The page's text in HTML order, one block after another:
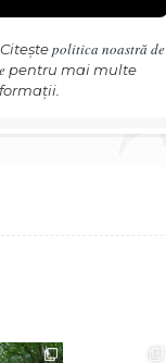
politica noastră de
pentru mai multe